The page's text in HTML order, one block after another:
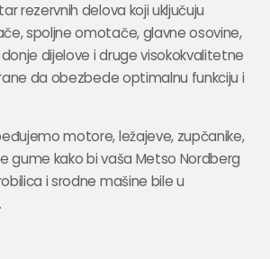
rezervnih delova koji uključuju
spoljne omotače, glavne osovine,
dijelove i druge visokokvalitetne
da obezbede optimalnu funkciju i
motore, ležajeve, zupčanike,
gume kako bi vaša Metso Nordberg
i srodne mašine bile u